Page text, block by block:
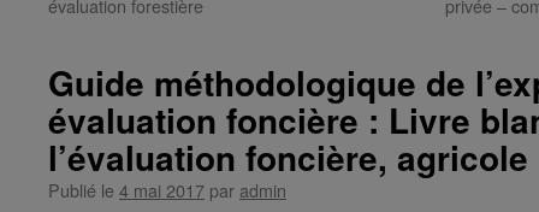
évaluation forestière
privée –
Guide méthodologique de
évaluation foncière : Livre
l’évaluation foncière,
Publié le 4 mai 2017 par admin